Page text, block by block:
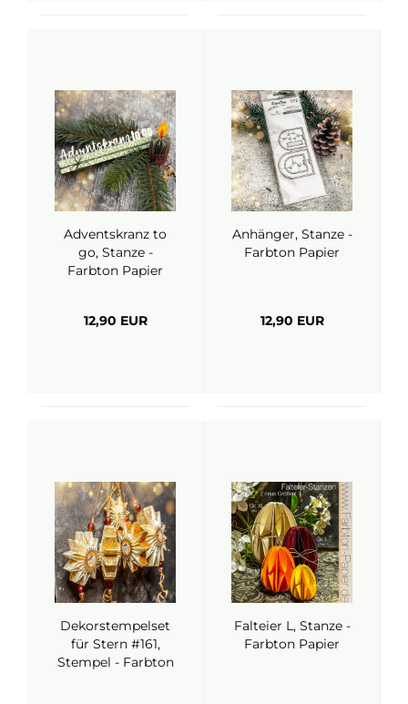
Adventskranz to
go, Stanze -
Farbton Papier
12,90 EUR
Anhänger, Stanze -
Farbton Papier
12,90 EUR
Dekorstempelset
für Stern #161,
Stempel - Farbton
Falteier L, Stanze -
Farbton Papier